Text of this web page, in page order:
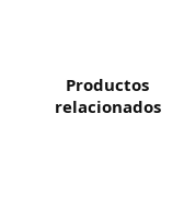
Productos
relacionados